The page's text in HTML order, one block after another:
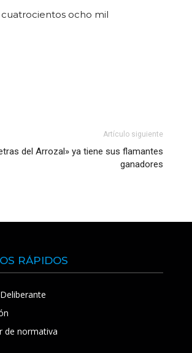
ocho mil
Artículo siguiente
del Arrozal» ya tiene sus flamantes
ganadores
RÁPIDOS
de normativa